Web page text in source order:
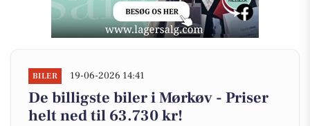
BILER 19-06-2026 14:41
De billigste biler i Mørkøv - Priser
helt ned til 63.730 kr!